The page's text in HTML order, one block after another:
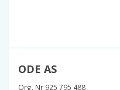
ODE AS
Org. Nr 925 795 488